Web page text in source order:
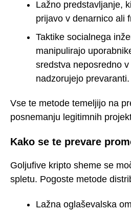
Lažno predstavljanje,
prijavo v denarnico ali
Taktike socialnega
manipulirajo
sredstva neposredno
nadzorujejo prevaranti.
Vse te metode temeljijo na
posnemanju legitimnih
Kako se te prevare
Goljufive kripto sheme se
spletu. Pogoste metode
Lažna oglaševalska